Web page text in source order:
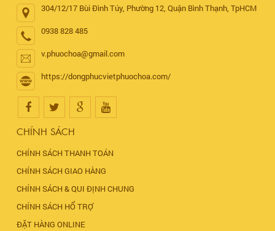
304/12/17 Bùi Đình Túy, Phường 12, Quận Bình Thạnh, TpHCM
0938 828 485
v.phuochoa@gmail.com
https://dongphucvietphuochoa.com/
CHÍNH SÁCH
CHÍNH SÁCH THANH TOÁN
CHÍNH SÁCH GIAO HÀNG
CHÍNH SÁCH & QUI ĐỊNH CHUNG
CHÍNH SÁCH HỔ TRỢ
ĐẶT HÀNG ONLINE